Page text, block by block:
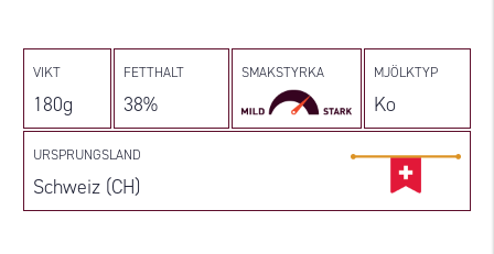
VIKT
180g
FETTHALT
38%
SMAKSTYRKA MJÖLKTYP
Ko
URSPRUNGSLAND
Schweiz (CH)